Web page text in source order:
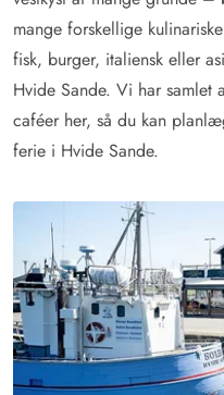
mange forskellige
fisk, burger, italiensk eller
Hvide Sande. Vi har samlet
caféer her, så du kan
ferie i Hvide Sande.